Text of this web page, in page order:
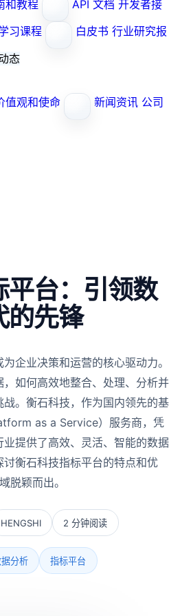
和教程 API 文档 开发者接
习课程 白皮书 行业研究报
态
值观和使命 新闻资讯 公司
平台：引领数
的先锋
企业决策和运营的核心驱动力。
如何高效地整合、处理、分析并
。衡石科技，作为国内领先的基
as a Service）服务商，凭
提供了高效、灵活、智能的数据
衡石科技指标平台的特点和优
脱颖而出。
HENGSHI 2 分钟阅读
分析 指标平台